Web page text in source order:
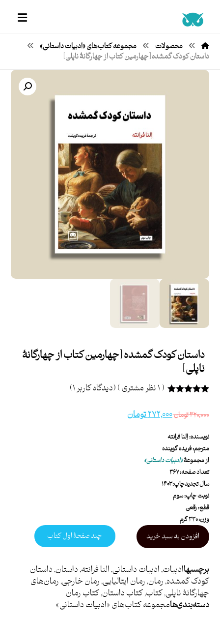
محصولات
مجموعه کتاب‌های «ادبیات داستانی»
داستان کودک گمشده [چهارمین کتاب از چهارگانۀ ناپلی]
داستان کودک گمشده [چهارمین کتاب از چهارگانۀ
ناپلی]
امتیازدهی
( ۱ نظر مشتری ) (دیدگاه کاربر۱)
۳۲۰,۰۰۰تومان۲۷۲,۰۰۰تومان
نویسنده: اِلنا فرانته
مترجم: فریده گوینده
از مجموعۀ«ادبیات داستانی»
تعداد صفحه: ۳۶۷
سال تجدیدچاپ: ۱۴۰۳
نوبت چاپ: سوم
قطع: رقعی
وزن: ۳۳۰ گرم
افزودن به سبد خرید چند صفحۀ اول کتاب
برچسبهاادبیات,ادبیات داستانی,النا فرانته,داستان,داستان
کودک گمشده,رمان,رمان ایتالیایی,رمان خارجی,رمان‌های
چهارگانۀ ناپلی,کتاب,کتاب داستان,کتاب رمان
دسته بندی هامجموعه کتاب‌های «ادبیات داستانی»